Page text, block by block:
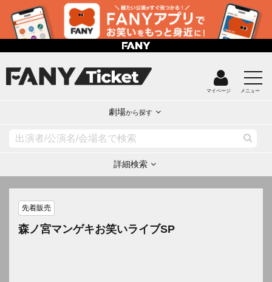
マイページ メニュー
劇場から探す
詳細検索
先着販売
森ノ宮マンゲキお笑いライブSP